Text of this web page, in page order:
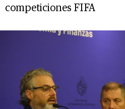
competiciones FIFA